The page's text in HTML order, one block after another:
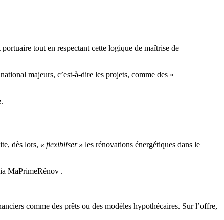
tout en respectant cette logique de maîtrise de
majeurs, c’est-à-dire les projets, comme des «
dès lors, « flexibliser » les rénovations énergétiques dans le
MaPrimeRénov .
comme des prêts ou des modèles hypothécaires. Sur l’offre,